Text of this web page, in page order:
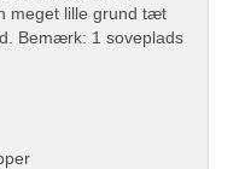
meget lille grund tæt
Bemærk: 1 soveplads